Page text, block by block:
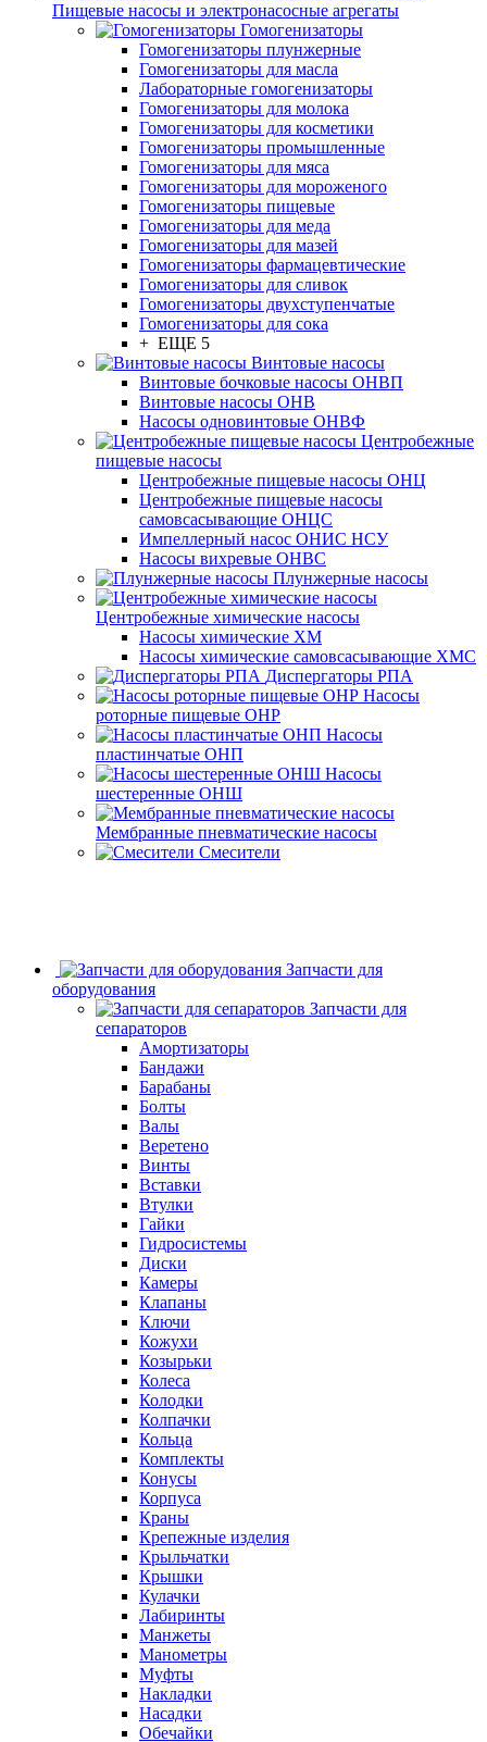
Пищевые насосы и электронасосные агрегаты
Гомогенизаторы
Гомогенизаторы плунжерные
Гомогенизаторы для масла
Лабораторные гомогенизаторы
Гомогенизаторы для молока
Гомогенизаторы для косметики
Гомогенизаторы промышленные
Гомогенизаторы для мяса
Гомогенизаторы для мороженого
Гомогенизаторы пищевые
Гомогенизаторы для меда
Гомогенизаторы для мазей
Гомогенизаторы фармацевтические
Гомогенизаторы для сливок
Гомогенизаторы двухступенчатые
Гомогенизаторы для сока
+ ЕЩЕ 5
Винтовые насосы
Винтовые бочковые насосы ОНВП
Винтовые насосы ОНВ
Насосы одновинтовые ОНВФ
Центробежные
пищевые насосы
Центробежные пищевые насосы ОНЦ
Центробежные пищевые насосы
самовсасывающие ОНЦС
Импеллерный насос ОНИС НСУ
Насосы вихревые ОНВС
Плунжерные насосы
Центробежные химические насосы
Насосы химические ХМ
Насосы химические самовсасывающие ХМС
Диспергаторы РПА
Насосы
роторные пищевые ОНР
Насосы
пластинчатые ОНП
Насосы
шестеренные ОНШ
Мембранные пневматические насосы
Смесители
Запчасти для
оборудования
Запчасти для
сепараторов
Амортизаторы
Бандажи
Барабаны
Болты
Валы
Веретено
Винты
Вставки
Втулки
Гайки
Гидросистемы
Диски
Камеры
Клапаны
Ключи
Кожухи
Козырьки
Колеса
Колодки
Колпачки
Кольца
Комплекты
Конусы
Корпуса
Краны
Крепежные изделия
Крыльчатки
Крышки
Кулачки
Лабиринты
Манжеты
Манометры
Муфты
Накладки
Насадки
Обечайки